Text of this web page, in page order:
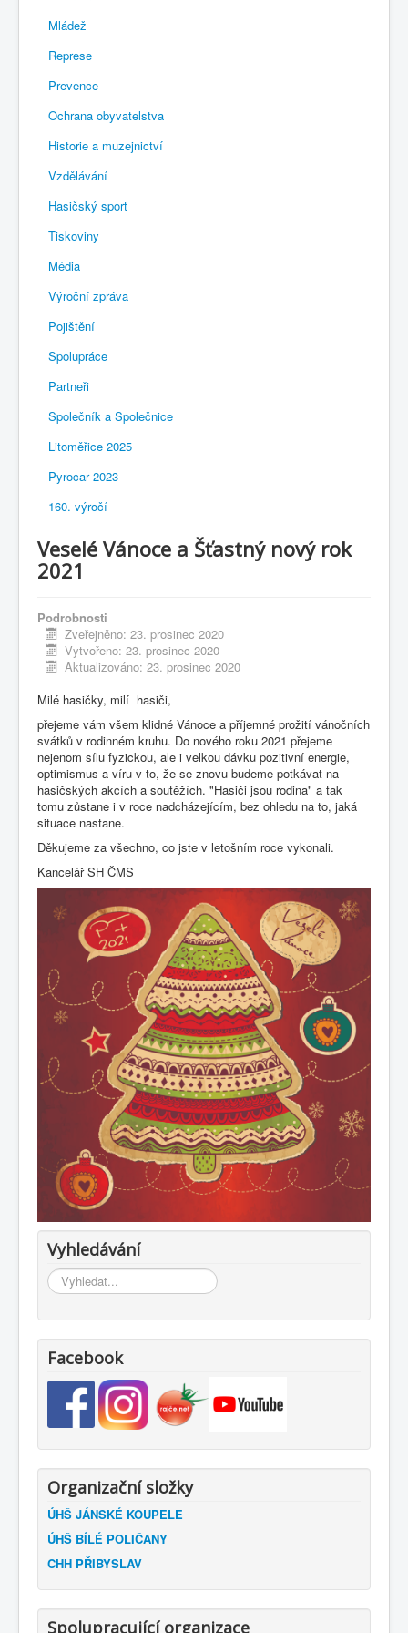
Mládež
Represe
Prevence
Ochrana obyvatelstva
Historie a muzejnictví
Vzdělávání
Hasičský sport
Tiskoviny
Média
Výroční zpráva
Pojištění
Spolupráce
Partneři
Společník a Společnice
Litoměřice 2025
Pyrocar 2023
160. výročí
Veselé Vánoce a Šťastný nový rok
2021
Podrobnosti
Zveřejněno: 23. prosinec 2020
Vytvořeno: 23. prosinec 2020
Aktualizováno: 23. prosinec 2020
Milé hasičky, milí hasiči,
přejeme vám všem klidné Vánoce a příjemné prožití vánočních
svátků v rodinném kruhu. Do nového roku 2021 přejeme
nejenom sílu fyzickou, ale i velkou dávku pozitivní energie,
optimismus a víru v to, že se znovu budeme potkávat na
hasičských akcích a soutěžích. "Hasiči jsou rodina" a tak
tomu zůstane i v roce nadcházejícím, bez ohledu na to, jaká
situace nastane.
Děkujeme za všechno, co jste v letošním roce vykonali.
Kancelář SH ČMS
Vyhledávání
Vyhledávání...
Facebook
Organizační složky
ÚHŠ JÁNSKÉ KOUPELE
ÚHŠ BÍLÉ POLIČANY
CHH PŘIBYSLAV
Spolupracující organizace